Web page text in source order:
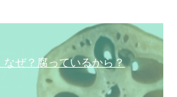
なぜ？腐っているから？